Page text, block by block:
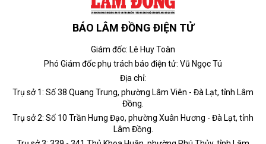
BÁO LÂM ĐỒNG ĐIỆN TỬ
Giám đốc: Lê Huy Toàn
Phó Giám đốc phụ trách báo điện tử: Vũ Ngọc Tú
Địa chỉ:
Trụ sở 1: Số 38 Quang Trung, phường Lâm Viên - Đà Lạt, tỉnh Lâm
Đồng.
Trụ sở 2: Số 10 Trần Hưng Đạo, phường Xuân Hương - Đà Lạt, tỉnh
Lâm Đồng.